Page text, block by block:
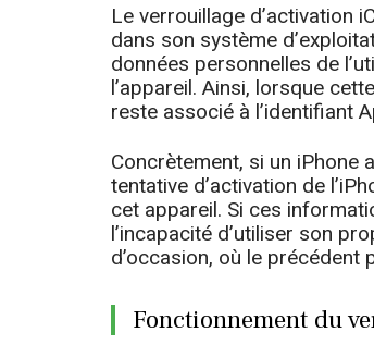
Le verrouillage d’activation
dans son système
données personnelles de
l’appareil. Ainsi, lorsque
reste associé à l’identifiant
Concrètement, si un iPhone
tentative d’activation de
cet appareil. Si ces
l’incapacité d’utiliser son
d’occasion, où le
Fonctionnement du